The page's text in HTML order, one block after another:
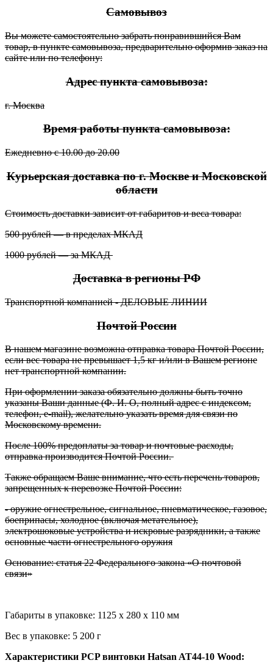
Самовывоз
Вы можете самостоятельно забрать понравившийся Вам
товар, в пункте самовывоза, предварительно оформив заказ на
сайте или по телефону:
Адрес пункта самовывоза:
г. Москва
Время работы пункта самовывоза:
Ежедневно с 10.00 до 20.00
Курьерская доставка по г. Москве и Московской
области
Стоимость доставки зависит от габаритов и веса товара:
500 рублей — в пределах МКАД
1000 рублей — за МКАД
Доставка в регионы РФ
Транспортной компанией - ДЕЛОВЫЕ ЛИНИИ
Почтой России
В нашем магазине возможна отправка товара Почтой России,
если вес товара не превышает 1,5 кг и/или в Вашем регионе
нет транспортной компании.
При оформлении заказа обязательно должны быть точно
указаны Ваши данные (Ф. И. О, полный адрес с индексом,
телефон, e-mail), желательно указать время для связи по
Московскому времени.
После 100% предоплаты за товар и почтовые расходы,
отправка производится Почтой России.
Также обращаем Ваше внимание, что есть перечень товаров,
запрещенных к перевозке Почтой России:
- оружие огнестрельное, сигнальное, пневматическое, газовое,
боеприпасы, холодное (включая метательное),
электрошоковые устройства и искровые разрядники, а также
основные части огнестрельного оружия
Основание: статья 22 Федерального закона «О почтовой
связи»
Габариты в упаковке: 1125 x 280 x 110 мм
Вес в упаковке: 5 200 г
Характеристики PCP винтовки Hatsan AT44-10 Wood: